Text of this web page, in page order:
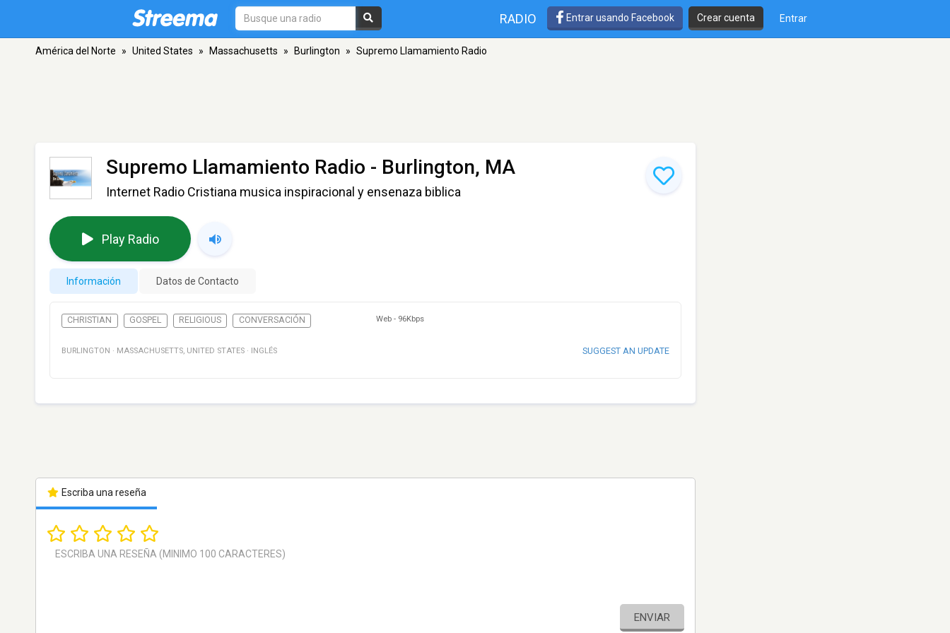
RADIO Entrar usando Facebook Crear cuenta Entrar
América del Norte » United States » Massachusetts » Burlington » Supremo Llamamiento Radio
Supremo Llamamiento Radio - Burlington, MA
Internet Radio Cristiana musica inspiracional y ensenaza biblica
Play Radio
Información Datos de Contacto
CHRISTIAN GOSPEL RELIGIOUS CONVERSACIÓN Web - 96Kbps
BURLINGTON · MASSACHUSETTS, UNITED STATES · INGLÉS SUGGEST AN UPDATE
Escriba una reseña
ENVIAR